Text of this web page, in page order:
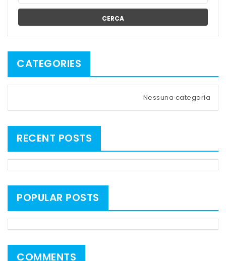
CERCA
CATEGORIES
Nessuna categoria
RECENT POSTS
POPULAR POSTS
COMMENTS